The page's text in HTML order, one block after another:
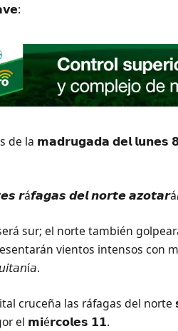
de la 𝗺𝗮𝗱𝗿𝘂𝗴𝗮𝗱𝗮 𝗱𝗲𝗹 𝗹𝘂𝗻𝗲𝘀
𝙧á𝙛𝙖𝙜𝙖𝙨 𝙙𝙚𝙡 𝙣𝙤𝙧𝙩𝙚
sur; el norte también
vientos intensos con
cruceña las ráfagas del
el 𝗺𝗶é𝗿𝗰𝗼𝗹𝗲𝘀 𝟭𝟭.